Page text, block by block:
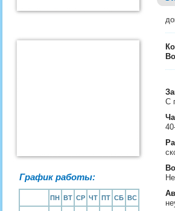
График работы:
ПН ВТ СР ЧТ ПТ СБ ВС
С